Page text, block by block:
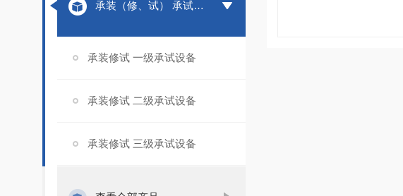
承装（修、试） 承试类仪器
承装修试 一级承试设备
承装修试 二级承试设备
承装修试 三级承试设备